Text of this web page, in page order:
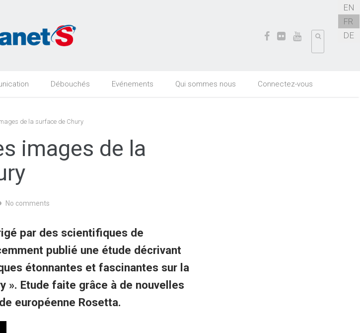
EN
FR
DE
Débouchés Evénements Qui sommes nous Connectez-vous
de la surface de Chury
images de la
No comments
par des scientifiques de
publié une étude décrivant
étonnantes et fascinantes sur la
». Etude faite grâce à de nouvelles
européenne Rosetta.